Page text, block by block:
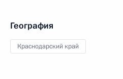
География
Краснодарский край